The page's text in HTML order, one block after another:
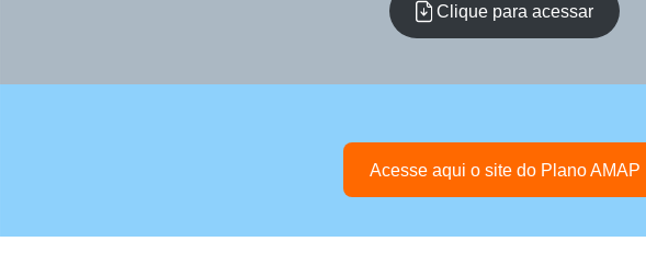
Clique para acessar
Acesse aqui o site do Plano AMAP